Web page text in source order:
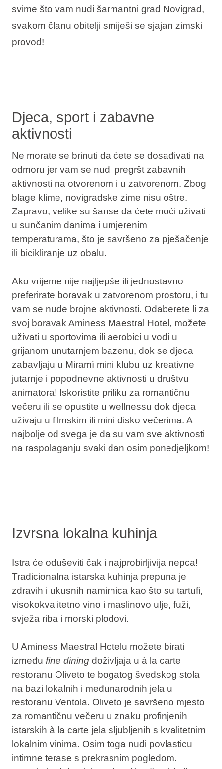
svime što vam nudi šarmantni grad Novigrad,
svakom članu obitelji smiješi se sjajan zimski
provod!
Djeca, sport i zabavne
aktivnosti
Ne morate se brinuti da ćete se dosađivati na
odmoru jer vam se nudi pregršt zabavnih
aktivnosti na otvorenom i u zatvorenom. Zbog
blage klime, novigradske zime nisu oštre.
Zapravo, velike su šanse da ćete moći uživati
u sunčanim danima i umjerenim
temperaturama, što je savršeno za pješačenje
ili bicikliranje uz obalu.
Ako vrijeme nije najljepše ili jednostavno
preferirate boravak u zatvorenom prostoru, i tu
vam se nude brojne aktivnosti. Odaberete li za
svoj boravak Aminess Maestral Hotel, možete
uživati u sportovima ili aerobici u vodi u
grijanom unutarnjem bazenu, dok se djeca
zabavljaju u Miramì mini klubu uz kreativne
jutarnje i popodnevne aktivnosti u društvu
animatora! Iskoristite priliku za romantičnu
večeru ili se opustite u wellnessu dok djeca
uživaju u filmskim ili mini disko večerima. A
najbolje od svega je da su vam sve aktivnosti
na raspolaganju svaki dan osim ponedjeljkom!
Izvrsna lokalna kuhinja
Istra će oduševiti čak i najprobirljivija nepca!
Tradicionalna istarska kuhinja prepuna je
zdravih i ukusnih namirnica kao što su tartufi,
visokokvalitetno vino i maslinovo ulje, fuži,
svježa riba i morski plodovi.
U Aminess Maestral Hotelu možete birati
između fine dining doživljaja u à la carte
restoranu Oliveto te bogatog švedskog stola
na bazi lokalnih i međunarodnih jela u
restoranu Ventola. Oliveto je savršeno mjesto
za romantičnu večeru u znaku profinjenih
istarskih à la carte jela sljubljenih s kvalitetnim
lokalnim vinima. Osim toga nudi povlasticu
intimne terase s prekrasnim pogledom.